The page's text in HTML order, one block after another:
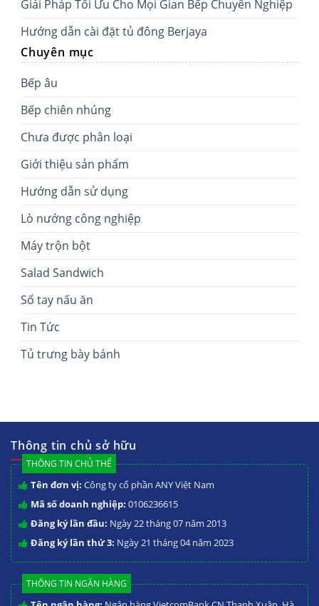
Giải Pháp Tối Ưu Cho Mọi Gian Bếp Chuyên Nghiệp
Hướng dẫn cài đặt tủ đông Berjaya
Chuyên mục
Bếp âu
Bếp chiên nhúng
Chưa được phân loại
Giới thiệu sản phẩm
Hướng dẫn sử dụng
Lò nướng công nghiệp
Máy trộn bột
Salad Sandwich
Sổ tay nấu ăn
Tin Tức
Tủ trưng bày bánh
Thông tin chủ sở hữu
THÔNG TIN CHỦ THỂ
Tên đơn vị: Công ty cổ phần ANY Việt Nam
Mã số doanh nghiệp: 0106236615
Đăng ký lần đầu: Ngày 22 tháng 07 năm 2013
Đăng ký lần thứ 3: Ngày 21 tháng 04 năm 2023
THÔNG TIN NGÂN HÀNG